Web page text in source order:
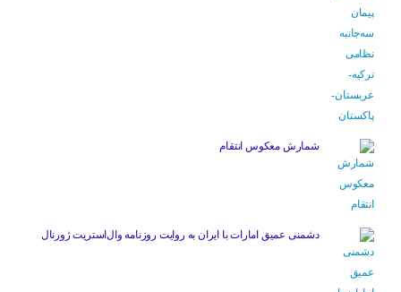
شمارش معکوس انتقام
دشمنی عمیق امارات با ایران به روایت روزنامه وال‌استریت ژورنال